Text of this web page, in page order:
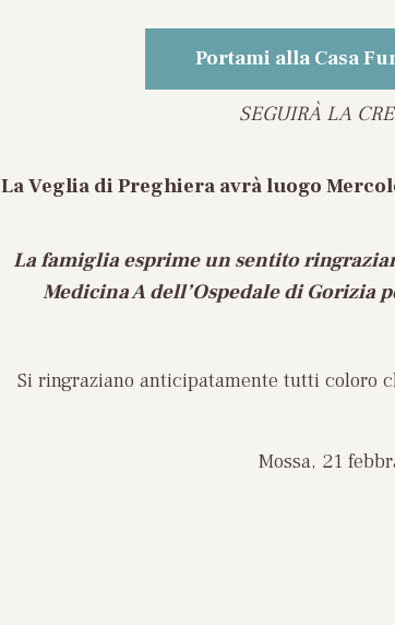
Portami alla Casa
SEGUIRÀ LA
La Veglia di Preghiera avrà luogo
La famiglia esprime un sentito
Medicina A dell’Ospedale di Gorizia
Si ringraziano anticipatamente tutti coloro
Mossa, 21